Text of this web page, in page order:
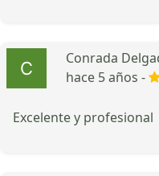
Conrada
hace 5 años -
Excelente y profesional